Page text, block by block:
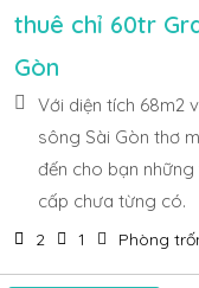
thuê chỉ 60tr
Gòn
Với diện tích 68m2
sông Sài Gòn thơ
đến cho bạn
cấp chưa từng có.
2 1 Phòng